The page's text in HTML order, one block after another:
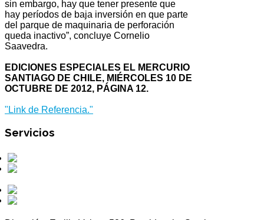
sin embargo, hay que tener presente que
hay períodos de baja inversión en que parte
del parque de maquinaria de perforación
queda inactivo”, concluye Cornelio
Saavedra.
EDICIONES ESPECIALES EL MERCURIO
SANTIAGO DE CHILE, MIÉRCOLES 10 DE
OCTUBRE DE 2012, PÁGINA 12.
"Link de Referencia."
Servicios